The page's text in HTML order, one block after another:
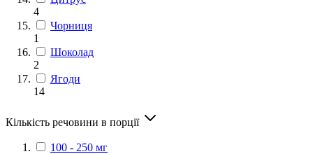
4
Чорниця
1
Шоколад
2
Ягоди
14
Кількість речовини в порції
100 - 250 мг